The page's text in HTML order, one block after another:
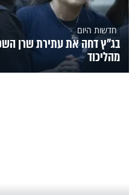
חדשות היום
בג"ץ דחה את עתירת שרן
מהליכוד